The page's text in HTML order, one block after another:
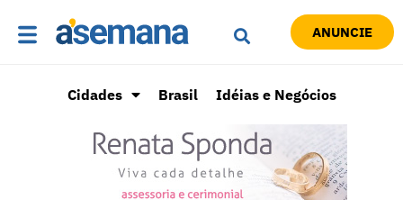
ANUNCIE
Cidades Brasil Idéias e Negócios